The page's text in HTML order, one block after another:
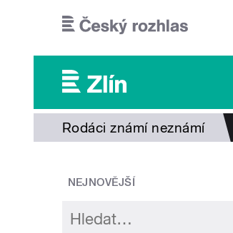
Rodáci známí neznámí
NEJNOVĚJŠÍ